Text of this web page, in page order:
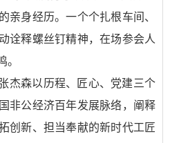
亲身经历。一个个扎根车间、
诠释螺丝钉精神，在场参会人
。
杰森以历程、匠心、党建三个
非公经济百年发展脉络，阐释
创新、担当奉献的新时代工匠